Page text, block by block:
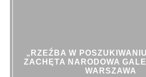
„RZEŹBA W
ZACHĘTA NARODOWA
WARSZAWA